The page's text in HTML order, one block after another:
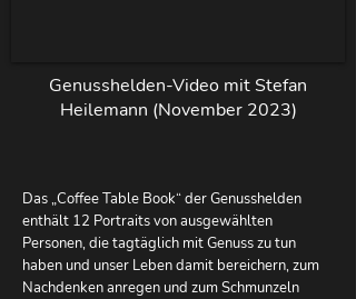
Genusshelden-Video mit Stefan
Heilemann (November 2023)
Das „Coffee Table Book“ der Genusshelden
enthält 12 Portraits von ausgewählten
Personen, die tagtäglich mit Genuss zu tun
haben und unser Leben damit bereichern, zum
Nachdenken anregen und zum Schmunzeln